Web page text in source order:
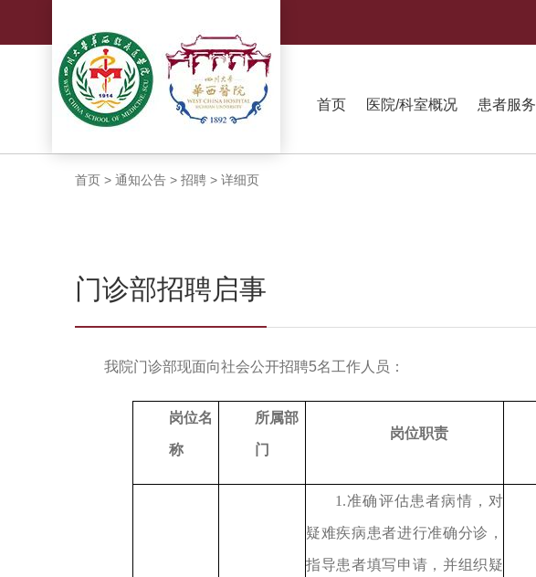
首页 医院/科室概况 患者服务
首页 > 通知公告 > 招聘 > 详细页
门诊部招聘启事
我院门诊部现面向社会公开招聘5名工作人员：
岗位名
称
所属部
门
岗位职责
1.准确评估患者病情，对
疑难疾病患者进行准确分诊，
指导患者填写申请，并组织疑